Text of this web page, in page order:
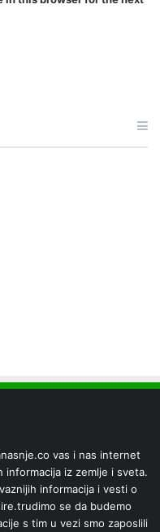
vas i nas internet
informacija iz zemlje i sveta.
informacija i vesti o
se da budemo
s tim u vezi smo zaposlili